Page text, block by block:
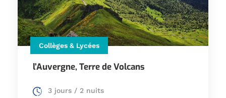
Collèges & Lycées
l’Auvergne, Terre de Volcans
3 jours / 2 nuits